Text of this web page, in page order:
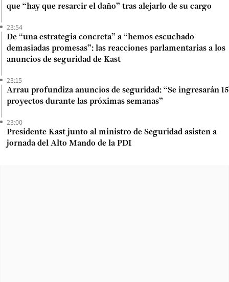
que “hay que resarcir el daño” tras alejarlo de su cargo
23:54
De “una estrategia concreta” a “hemos escuchado
demasiadas promesas”: las reacciones parlamentarias a los
anuncios de seguridad de Kast
23:15
Arrau profundiza anuncios de seguridad: “Se ingresarán 15
proyectos durante las próximas semanas”
23:00
Presidente Kast junto al ministro de Seguridad asisten a
jornada del Alto Mando de la PDI